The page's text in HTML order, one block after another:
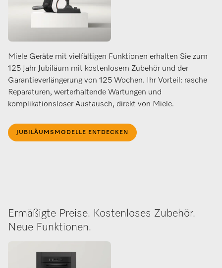
Miele Geräte mit vielfältigen Funktionen erhalten Sie zum
125 Jahr Jubiläum mit kostenlosem Zubehör und der
Garantieverlängerung von 125 Wochen. Ihr Vorteil: rasche
Reparaturen, werterhaltende Wartungen und
komplikationsloser Austausch, direkt von Miele.
JUBILÄUMSMODELLE ENTDECKEN
Ermäßigte Preise. Kostenloses Zubehör.
Neue Funktionen.